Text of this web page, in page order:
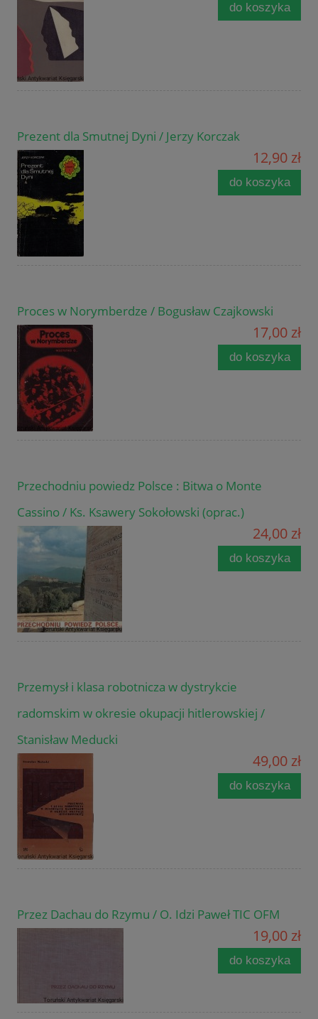
do koszyka
Prezent dla Smutnej Dyni / Jerzy Korczak
12,90 zł
do koszyka
Proces w Norymberdze / Bogusław Czajkowski
17,00 zł
do koszyka
Przechodniu powiedz Polsce : Bitwa o Monte
Cassino / Ks. Ksawery Sokołowski (oprac.)
24,00 zł
do koszyka
Przemysł i klasa robotnicza w dystrykcie
radomskim w okresie okupacji hitlerowskiej /
Stanisław Meducki
49,00 zł
do koszyka
Przez Dachau do Rzymu / O. Idzi Paweł TIC OFM
19,00 zł
do koszyka